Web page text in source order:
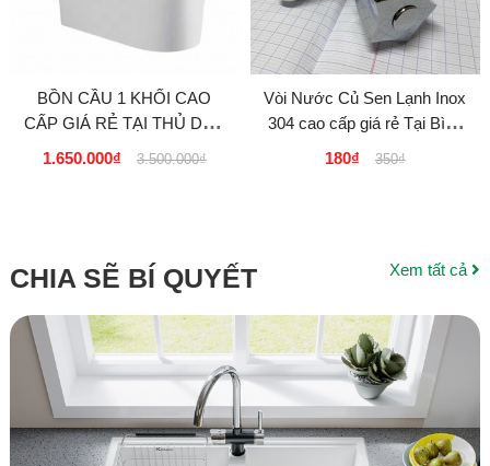
BỒN CẦU 1 KHỐI CAO
CẤP GIÁ RẺ TẠI THỦ DẦU
MỘT, DĨ AN - BÌNH
1.650.000₫ 3.500.000₫
Vòi Nước Củ Sen Lạnh Inox
304 cao cấp giá rẻ Tại Bình
Dương
180₫ 350₫
CHIA SẼ BÍ QUYẾT Xem tất cả